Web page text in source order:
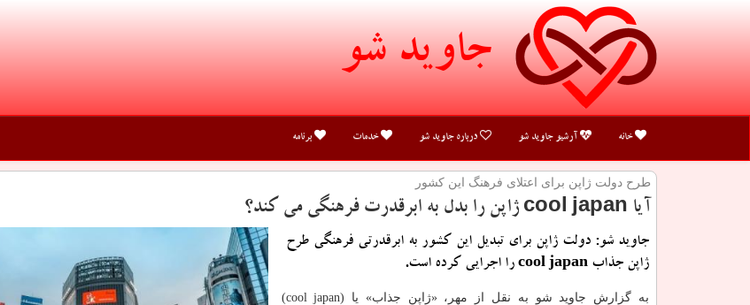
جاوید شو
خانه آرشیو جاوید شو درباره جاوید شو خدمات برنامه
طرح دولت ژاپن برای اعتلای فرهنگ این كشور
آیا cool japan ژاپن را بدل به ابرقدرت فرهنگی می كند؟
جاوید شو: دولت ژاپن برای تبدیل این كشور به ابرقدرتی فرهنگی طرح
ژاپن جذاب cool japan را اجرایی كرده است.
به گزارش جاوید شو به نقل از مهر، «ژاپن جذاب» یا (cool japan)